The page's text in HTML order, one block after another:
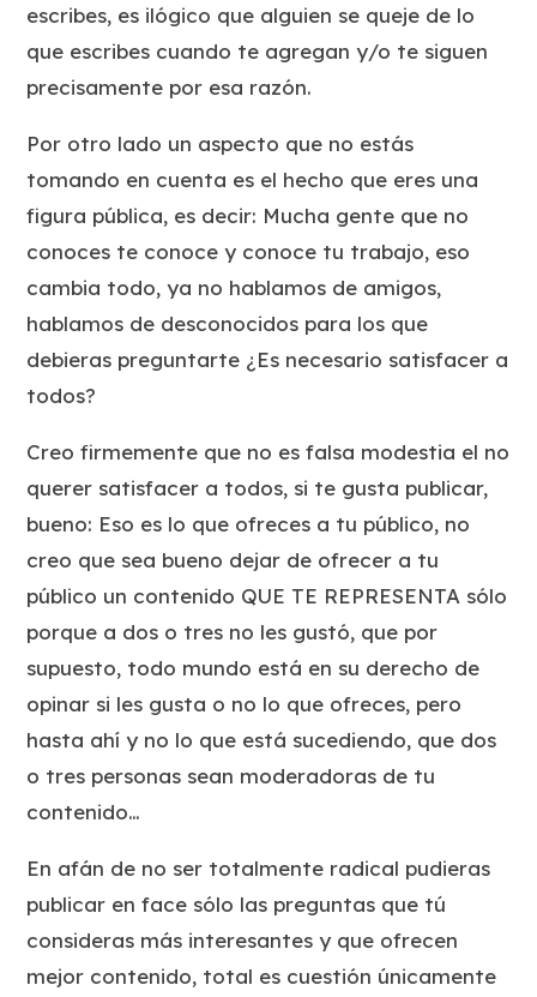
escribes, es ilógico que alguien se queje de lo
que escribes cuando te agregan y/o te siguen
precisamente por esa razón.
Por otro lado un aspecto que no estás
tomando en cuenta es el hecho que eres una
figura pública, es decir: Mucha gente que no
conoces te conoce y conoce tu trabajo, eso
cambia todo, ya no hablamos de amigos,
hablamos de desconocidos para los que
debieras preguntarte ¿Es necesario satisfacer a
todos?
Creo firmemente que no es falsa modestia el no
querer satisfacer a todos, si te gusta publicar,
bueno: Eso es lo que ofreces a tu público, no
creo que sea bueno dejar de ofrecer a tu
público un contenido QUE TE REPRESENTA sólo
porque a dos o tres no les gustó, que por
supuesto, todo mundo está en su derecho de
opinar si les gusta o no lo que ofreces, pero
hasta ahí y no lo que está sucediendo, que dos
o tres personas sean moderadoras de tu
contenido…
En afán de no ser totalmente radical pudieras
publicar en face sólo las preguntas que tú
consideras más interesantes y que ofrecen
mejor contenido, total es cuestión únicamente